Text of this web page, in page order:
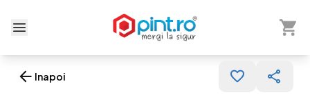
Deschide meniu
Arată
Inapoi